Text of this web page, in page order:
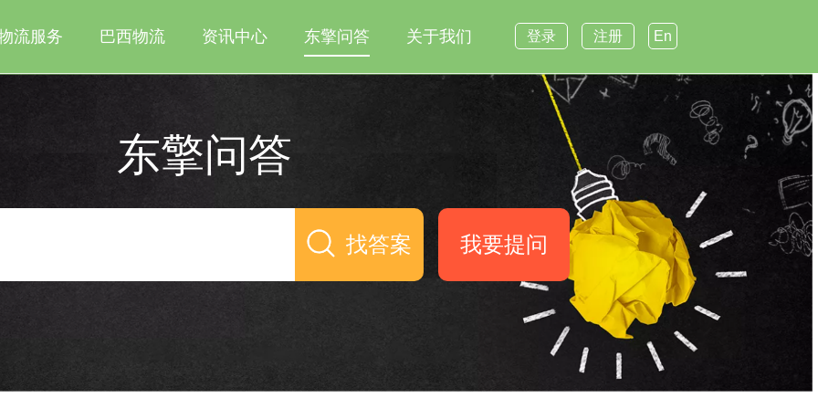
流服务 巴西物流 资讯中心 东擎问答 关于我们 登录 注册 En
东擎问答
找答案 我要提问